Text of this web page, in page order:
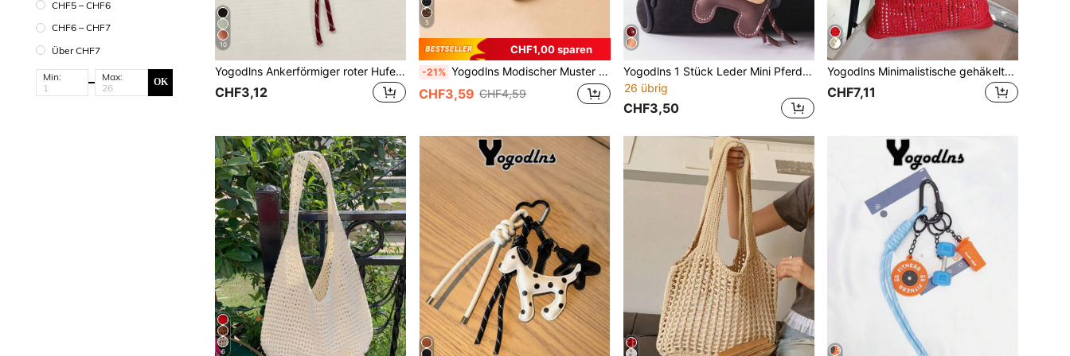
CHF5 – CHF6
CHF6 – CHF7
Über CHF7
Min: Max: OK
10
Yogodlns Ankerförmiger roter Hufeisen-Mode-Handgefertigter Seilgewebter Anhänger Mini Golfschläger Schlüsselanhänger Paar Geschenk Frauen Geschenk Mutter Valentinstag Accessoire
CHF3,12
5
CHF1,00 sparen
-21% Yogodlns Modischer Muster Taschenanhänger mit dekorativen kleinen Taschenaccessoires Geschenk Kopfhörertasche Dekoration für Frauen College-Studentinnen Schleife Schlüsselanhänger Charms
CHF3,59 CHF4,59
Yogodlns 1 Stück Leder Mini Pferd Schlüsselanhänger, geflochtener Seil Rucksack/Tasche Anhänger, Handy Anhänger Dekoration Kawaii Urlaubsutensilien Tasche Accessoires Taschencharm Accessoires Anhänger für Tasche Lehrergeschenke
26 übrig
CHF3,50
Yogodlns Minimalistische gehäkelte gestrickte Handtasche, modische Cut Out gestrickte Damentasche, lässige Damen-Umhängetasche, Damen-Einkaufstasche, Retro-Design mit Hohlmuster gestrickte Umhängetasche, minimalistische Damen-Strandtasche mit großer Kapazität, einfarbige Damen-Einkaufstasche
CHF7,11
6